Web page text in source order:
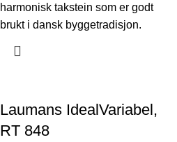
harmonisk takstein som er godt
brukt i dansk byggetradisjon.
Laumans IdealVariabel,
RT 848